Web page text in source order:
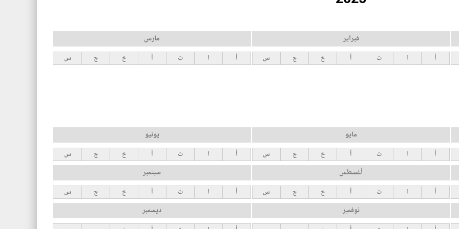
فبراير
أ ا ث أ خ ج س
مارس
أ ا ث أ خ ج س
مايو
أ ا ث أ خ ج س
يونيو
أ ا ث أ خ ج س
أغسطس
أ ا ث أ خ ج س
سبتمبر
أ ا ث أ خ ج س
نوفمبر ديسمبر